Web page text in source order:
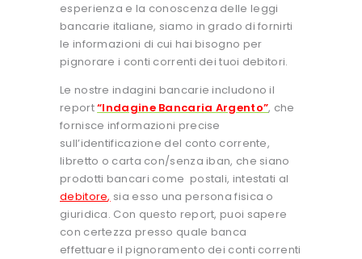
esperienza e la conoscenza delle leggi
bancarie italiane, siamo in grado di fornirti
le informazioni di cui hai bisogno per
pignorare i conti correnti dei tuoi debitori.
Le nostre indagini bancarie includono il
report“Indagine Bancaria Argento”, che
fornisce informazioni precise
sull’identificazione del conto corrente,
libretto o carta con/senza iban, che siano
prodotti bancari come postali, intestati al
debitore, sia esso una persona fisica o
giuridica. Con questo report, puoi sapere
con certezza presso quale banca
effettuare il pignoramento dei conti correnti